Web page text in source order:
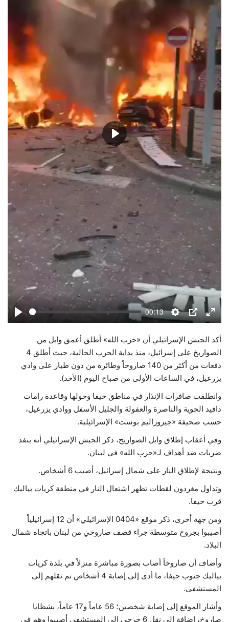
Play
00:13
Settings
PIP
Enter
Play
أكد الجيش الإسرائيلي أن «حزب الله» أطلق أعمق وابل من
الصواريخ على إسرائيل، منذ بداية الحرب الحالية، حيث أطلق 4
دفعات من أكثر من 140 صاروخاً وطائرة من دون طيار على وادي
يزرعيل، في الساعات الأولى من صباح اليوم (الأحد).
وانطلقت صافرات الإنذار في مناطق حيفا وحولها وقاعدة رامات
دافيد الجوية والناصرة والعفولة والجليل الأسفل ووادي يزرعيل،
حسب صحيفة «جيروزاليم بوست» الإسرائيلية.
وفي أعقاب إطلاق وابل الصواريخ، ذكر الجيش الإسرائيلي أنه ينفذ
ضربات ضد أهداف لـ«حزب الله» في لبنان.
ونتيجة لإطلاق النار على شمال إسرائيل، أصيب 6 أشخاص.
وتداول مغردون لقطات تظهر اشتعال النار في منطقة كريات بياليك
قرب حيفا.
ومن جهة أخرى، ذكر موقع «0404 الإسرائيلي» أن 12 إسرائيلياً
أصيبوا بجروح متوسطة جراء قصف صاروخي من لبنان باتجاه شمال
البلاد.
وأضاف أن صاروخاً أصاب بصورة مباشرة منزلاً في بلدة كريات
بياليك جنوب حيفا، ما أدى إلى إصابة 4 أشخاص تم نقلهم إلى
المستشفى.
وأشار الموقع إلى إصابة شخصين؛ 56 عاماً و17 عاماً، بشظايا
صاروخ، إضافة إلى نقل 6 جرحى إلى المستشفى أصيبوا وهم في